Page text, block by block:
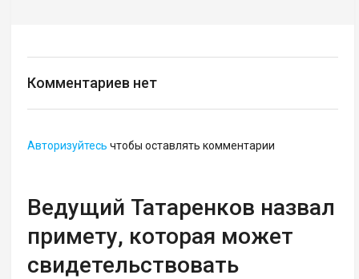
Комментариев нет
Авторизуйтесь чтобы оставлять комментарии
Ведущий Татаренков назвал
примету, которая может
свидетельствовать